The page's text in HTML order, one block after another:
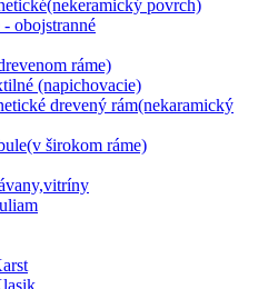
povrch)
obojstranné
ráme)
(napichovacie)
drevený rám(nekaramický
širokom ráme)